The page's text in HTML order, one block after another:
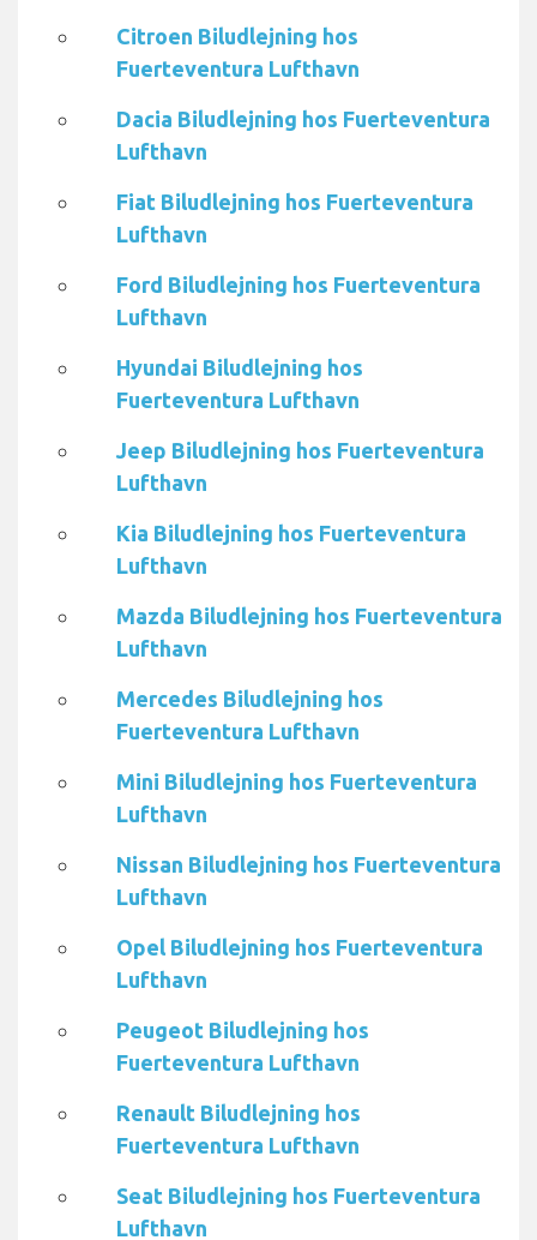
Citroen Biludlejning hos
Fuerteventura Lufthavn
Dacia Biludlejning hos Fuerteventura
Lufthavn
Fiat Biludlejning hos Fuerteventura
Lufthavn
Ford Biludlejning hos Fuerteventura
Lufthavn
Hyundai Biludlejning hos
Fuerteventura Lufthavn
Jeep Biludlejning hos Fuerteventura
Lufthavn
Kia Biludlejning hos Fuerteventura
Lufthavn
Mazda Biludlejning hos Fuerteventura
Lufthavn
Mercedes Biludlejning hos
Fuerteventura Lufthavn
Mini Biludlejning hos Fuerteventura
Lufthavn
Nissan Biludlejning hos Fuerteventura
Lufthavn
Opel Biludlejning hos Fuerteventura
Lufthavn
Peugeot Biludlejning hos
Fuerteventura Lufthavn
Renault Biludlejning hos
Fuerteventura Lufthavn
Seat Biludlejning hos Fuerteventura
Lufthavn